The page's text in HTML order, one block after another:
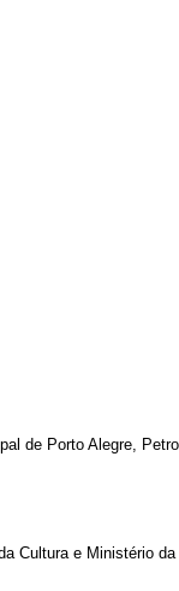
de Porto Alegre,
Cultura e Ministério da